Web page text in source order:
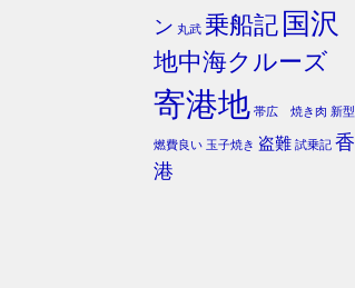
ン 丸武 乗船記 国沢
地中海クルーズ
寄港地 帯広 焼き肉 新型
燃費良い 玉子焼き 盗難 試乗記 香
港